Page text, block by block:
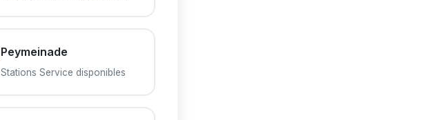
Peymeinade
Stations Service disponibles